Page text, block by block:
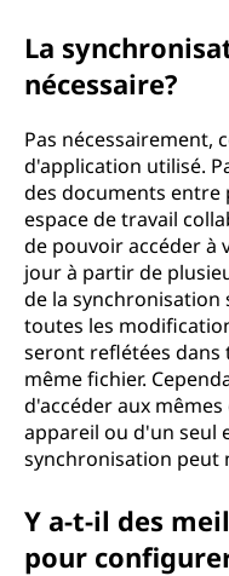
La
nécessaire?
Pas nécessairement,
d'application utilisé.
des documents entre
espace de travail
de pouvoir accéder à
jour à partir de
de la synchronisation
toutes les
seront reflétées dans
même fichier.
d'accéder aux
appareil ou d'un seul
synchronisation peut
Y a-t-il des
pour